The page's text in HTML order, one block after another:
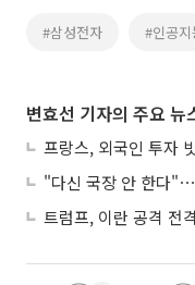
#삼성전자 #인공지
변효선 기자의 주요 뉴